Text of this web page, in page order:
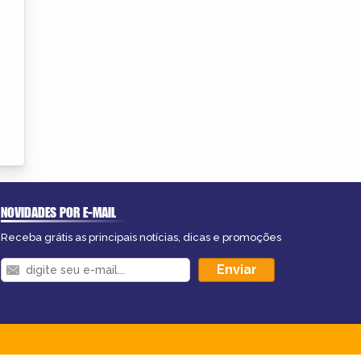
NOVIDADES POR E-MAIL
Receba grátis as principais notícias, dicas e promoções